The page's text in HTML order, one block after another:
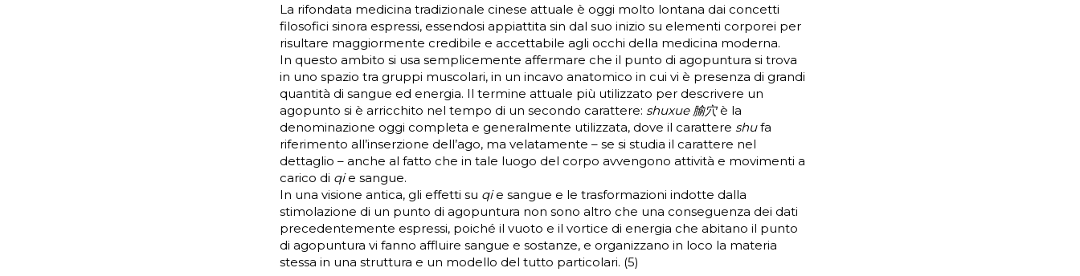
La rifondata medicina tradizionale cinese attuale è oggi molto lontana dai concetti
filosofici sinora espressi, essendosi appiattita sin dal suo inizio su elementi corporei per
risultare maggiormente credibile e accettabile agli occhi della medicina moderna.
In questo ambito si usa semplicemente affermare che il punto di agopuntura si trova
in uno spazio tra gruppi muscolari, in un incavo anatomico in cui vi è presenza di grandi
quantità di sangue ed energia. Il termine attuale più utilizzato per descrivere un
agopunto si è arricchito nel tempo di un secondo carattere: shuxue 腧穴è la
denominazione oggi completa e generalmente utilizzata, dove il carattere shufa
riferimento all’inserzione dell’ago, ma velatamente – se si studia il carattere nel
dettaglio – anche al fatto che in tale luogo del corpo avvengono attività e movimenti a
carico di qie sangue.
In una visione antica, gli effetti su qie sangue e le trasformazioni indotte dalla
stimolazione di un punto di agopuntura non sono altro che una conseguenza dei dati
precedentemente espressi, poiché il vuoto e il vortice di energia che abitano il punto
di agopuntura vi fanno affluire sangue e sostanze, e organizzano in loco la materia
stessa in una struttura e un modello del tutto particolari. (5)